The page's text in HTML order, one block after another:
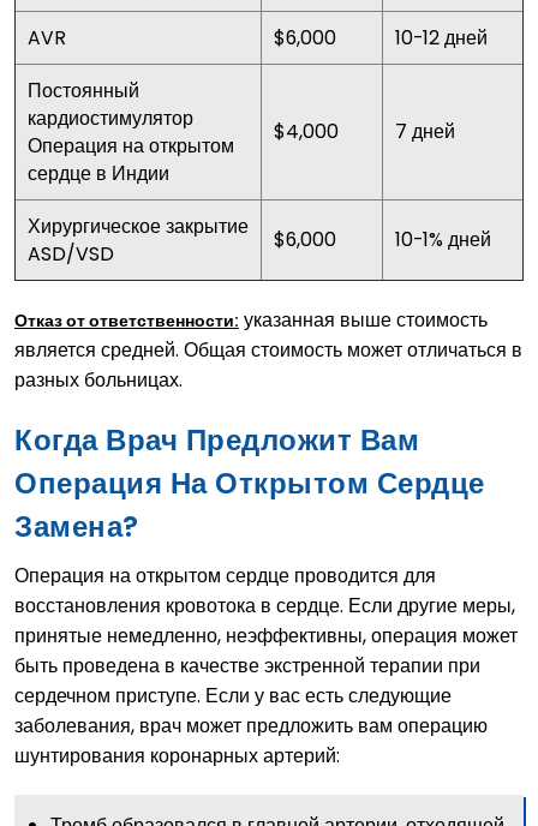
AVR $6,000
10-12 дней
Постоянный
кардиостимулятор
Операция на открытом
сердце в Индии
$4,000 7 дней
Хирургическое закрытие
ASD/VSD
$6,000 10-1% дней
Отказ от ответственности: указанная выше стоимость
является средней. Общая стоимость может отличаться в
разных больницах.
Когда Врач Предложит Вам
Операция На Открытом Сердце
Замена?
Операция на открытом сердце проводится для
восстановления кровотока в сердце. Если другие меры,
принятые немедленно, неэффективны, операция может
быть проведена в качестве экстренной терапии при
сердечном приступе. Если у вас есть следующие
заболевания, врач может предложить вам операцию
шунтирования коронарных артерий: